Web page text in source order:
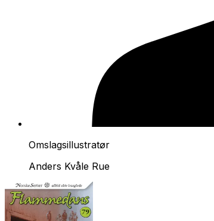
Omslagsillustratør
Anders Kvåle Rue